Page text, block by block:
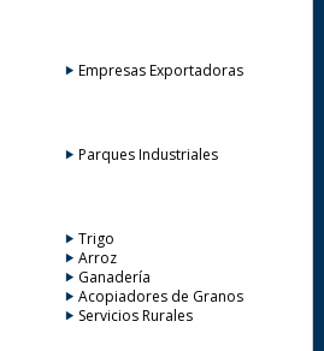
Empresas Exportadoras
Parques Industriales
Trigo
Arroz
Ganadería
Acopiadores de Granos
Servicios Rurales